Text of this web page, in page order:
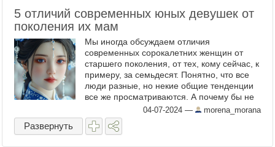
5 отличий современных юных девушек от
поколения их мам
Мы иногда обсуждаем отличия
современных сорокалетних женщин от
старшего поколения, от тех, кому сейчас, к
примеру, за семьдесят. Понятно, что все
люди разные, но некие общие тенденции
все же просматриваются. А почему бы не
обсудить то, чем молодое поколение 18-
20-летних ...
04-07-2024 — morena_morana
Развернуть